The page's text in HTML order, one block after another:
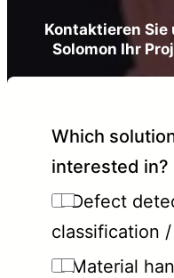
Kontaktieren Sie
Solomon Ihr
Which
interested in?
Defect
classification
Material